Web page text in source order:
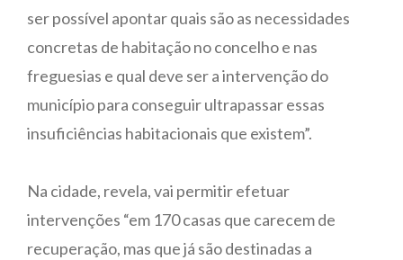
ser possível apontar quais são as necessidades
concretas de habitação no concelho e nas
freguesias e qual deve ser a intervenção do
município para conseguir ultrapassar essas
insuficiências habitacionais que existem”.
Na cidade, revela, vai permitir efetuar
intervenções “em 170 casas que carecem de
recuperação, mas que já são destinadas a